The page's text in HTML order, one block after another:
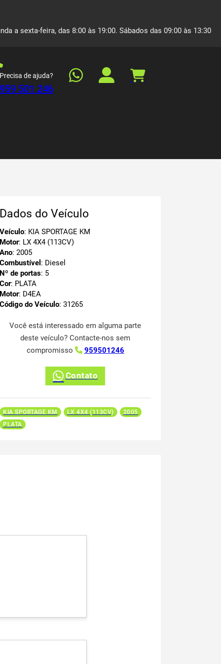
a sexta-feira, das 8:00 às 19:00. Sábados das 09:00 às 13:30
Precisa de ajuda?
959 501 246
Dados do Veículo
Veículo: KIA SPORTAGE KM
Motor: LX 4X4 (113CV)
Ano: 2005
Combustível : Diesel
Nº de portas: 5
Cor: PLATA
Motor: D4EA
Código do Veículo: 31265
Você está interessado em alguma parte
deste veículo? Contacte-nos sem
compromisso
959501246
Contato
KIA SPORTAGE KM LX 4X4 (113CV)
2005
PLATA